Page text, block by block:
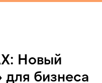
Новый
для бизнеса